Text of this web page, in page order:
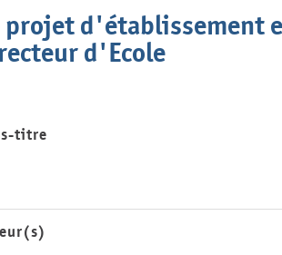
projet d'établissement
d'Ecole
titre